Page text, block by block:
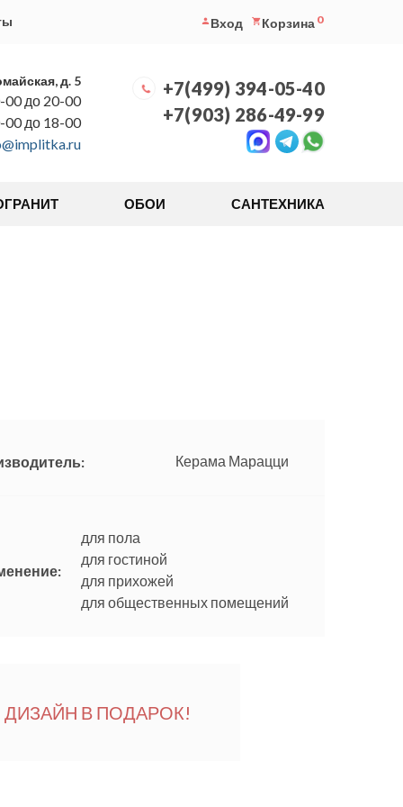
Вход Корзина 0
д. 5
до 20-00
00 до 18-00
+7(499) 394-05-40
+7(903) 286-49-99
ОБОИ САНТЕХНИКА
Керама Марацци
для пола
для гостиной
для прихожей
для общественных помещений
ДИЗАЙН В ПОДАРОК!